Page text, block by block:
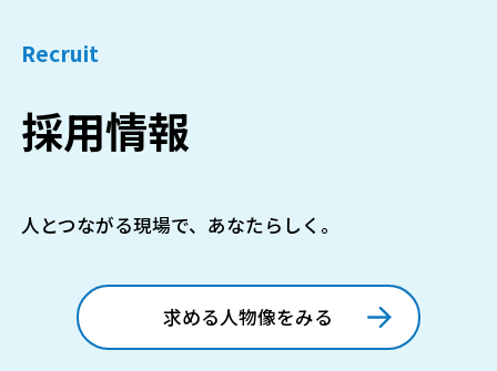
Recruit
採用情報
人とつながる現場で、あなたらしく。
求める人物像をみる